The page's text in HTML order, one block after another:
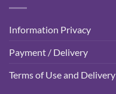
Information Privacy
Payment / Delivery
Terms of Use and Delivery